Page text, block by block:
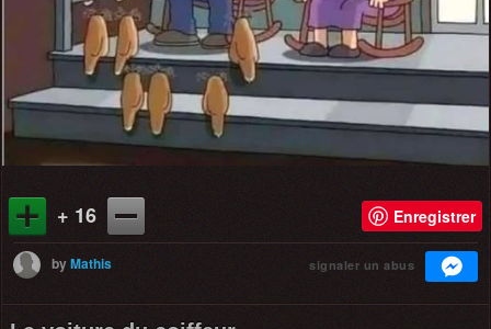
+ 16 Enregistrer
byMathis signaler un abus